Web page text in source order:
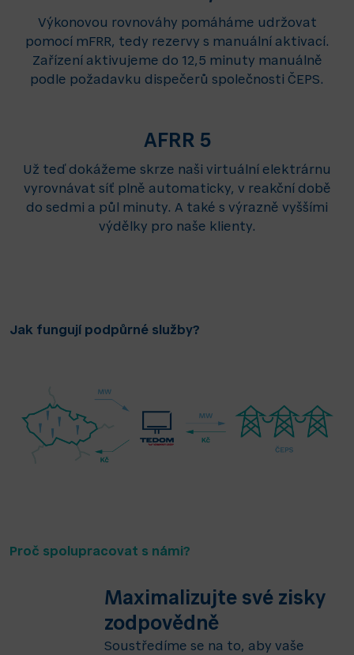
Výkonovou rovnováhy pomáháme udržovat
pomocí mFRR, tedy rezervy s manuální aktivací.
Zařízení aktivujeme do 12,5 minuty manuálně
podle požadavku dispečerů společnosti ČEPS.
AFRR 5
Už teď dokážeme skrze naši virtuální elektrárnu
vyrovnávat síť plně automaticky, v reakční době
do sedmi a půl minuty. A také s výrazně vyššími
výdělky pro naše klienty.
Jak fungují podpůrné služby?
Proč spolupracovat s námi?
Maximalizujte své zisky
zodpovědně
Soustředíme se na to, aby vaše